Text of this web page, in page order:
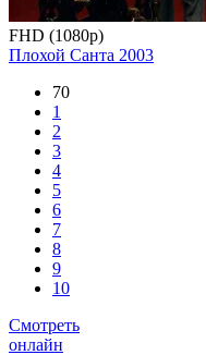
FHD (1080p)
Плохой Санта 2003
70
1
2
3
4
5
6
7
8
9
10
Смотреть
онлайн